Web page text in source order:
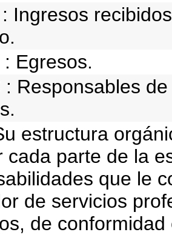
: Ingresos
Egresos.
: Responsables
estructura
cada parte de la
que le
de servicios
de